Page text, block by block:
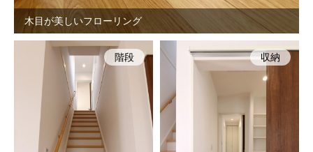
木目が美しいフローリング
階段 収納